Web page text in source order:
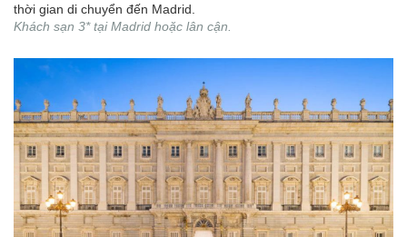
thời gian di chuyển đến Madrid.
Khách sạn 3* tại Madrid hoặc lân cận.